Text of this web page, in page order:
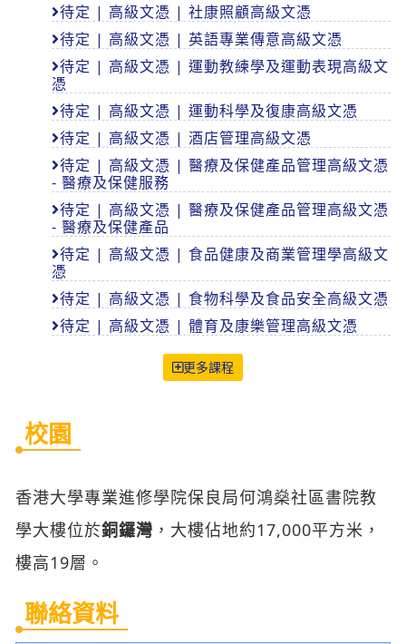
待定 | 高級文憑 | 社康照顧高級文憑
待定 | 高級文憑 | 英語專業傳意高級文憑
待定 | 高級文憑 | 運動教練學及運動表現高級文
憑
待定 | 高級文憑 | 運動科學及復康高級文憑
待定 | 高級文憑 | 酒店管理高級文憑
待定 | 高級文憑 | 醫療及保健產品管理高級文憑
- 醫療及保健服務
待定 | 高級文憑 | 醫療及保健產品管理高級文憑
- 醫療及保健產品
待定 | 高級文憑 | 食品健康及商業管理學高級文
憑
待定 | 高級文憑 | 食物科學及食品安全高級文憑
待定 | 高級文憑 | 體育及康樂管理高級文憑
更多課程
校園
香港大學專業進修學院保良局何鴻燊社區書院教
學大樓位於銅鑼灣 ，大樓佔地約17,000平方米，
樓高19層。
聯絡資料